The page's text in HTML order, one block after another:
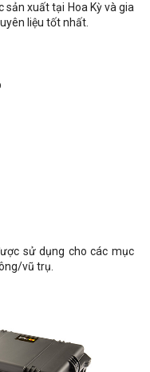
sản xuất tại Hoa Kỳ và gia
liệu tốt nhất.
sử dụng cho các mục
vũ trụ.